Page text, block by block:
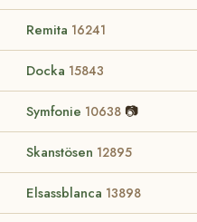
Remita 16241
Docka 15843
Symfonie 10638 📷
Skanstösen 12895
Elsassblanca 13898